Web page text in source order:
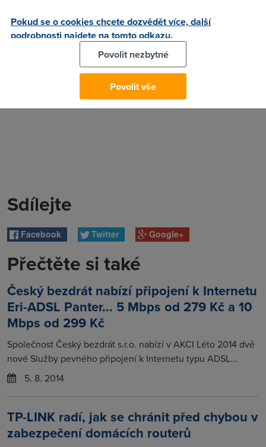
Sdílejte
Facebook Twitter Google+
Přečtěte si také
Český bezdrát nabízí připojení k Internetu
Eri-ADSL Panter... 5 Mbps od 279 Kč a 10
Mbps od 299 Kč
Společnost Český bezdrát s.r.o. nabízí v AKCI Léto 2014 dvě
nové Služby pevného připojení k Internetu typu ADSL...
5. 8. 2014
TP-LINK radí, jak se chránit před chybou v
zabezpečení domácích routerů
Pokud se o cookies chcete dozvědět více, další
podrobnosti najdete na tomto odkazu.
Povolit nezbytné
Povolit vše